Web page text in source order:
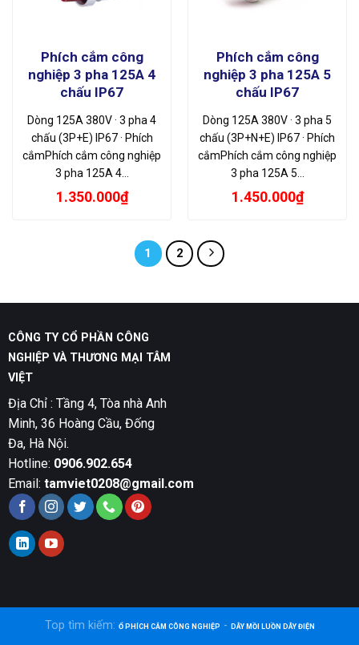
Phích cắm công
nghiệp 3 pha 125A 4
chấu IP67
Dòng 125A 380V · 3 pha 4
chấu (3P+E) IP67 · Phích
cắmPhích cắm công nghiệp
3 pha 125A 4…
1.350.000₫
Phích cắm công
nghiệp 3 pha 125A 5
chấu IP67
Dòng 125A 380V · 3 pha 5
chấu (3P+N+E) IP67 · Phích
cắmPhích cắm công nghiệp
3 pha 125A 5…
1.450.000₫
1 2
CÔNG TY CỔ PHẦN CÔNG
NGHIỆP VÀ THƯƠNG MẠI TÂM
VIỆT
Địa Chỉ : Tầng 4, Tòa nhà Anh
Minh, 36 Hoàng Cầu, Đống
Đa, Hà Nội.
Hotline: 0906.902.654
Email: tamviet0208@gmail.com
Top tìm kiếm: Ổ PHÍCH CẮM CÔNG NGHIỆP - DÂY MỒI LUỒN DÂY ĐIỆN